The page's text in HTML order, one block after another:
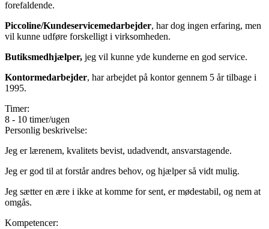
forefaldende.
Piccoline/Kundeservicemedarbejder, har dog ingen erfaring, men
vil kunne udføre forskelligt i virksomheden.
Butiksmedhjælper, jeg vil kunne yde kunderne en god service.
Kontormedarbejder, har arbejdet på kontor gennem 5 år tilbage i
1995.
Timer:
8 - 10 timer/ugen
Personlig beskrivelse:
Jeg er lærenem, kvalitets bevist, udadvendt, ansvarstagende.
Jeg er god til at forstår andres behov, og hjælper så vidt mulig.
Jeg sætter en ære i ikke at komme for sent, er mødestabil, og nem at
omgås.
Kompetencer: